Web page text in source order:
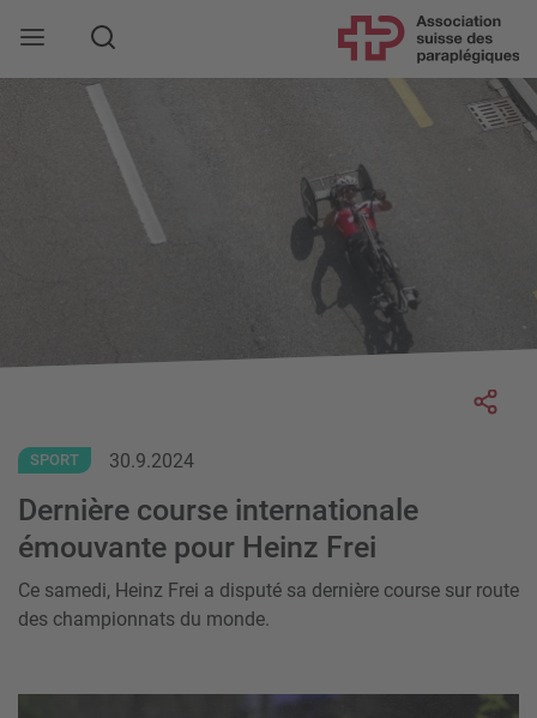
Rechercher
SPORT 30.9.2024
Dernière course internationale
émouvante pour Heinz Frei
Ce samedi, Heinz Frei a disputé sa dernière course sur route
des championnats du monde.